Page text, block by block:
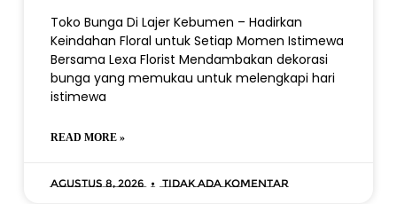
Toko Bunga Di Lajer Kebumen – Hadirkan
Keindahan Floral untuk Setiap Momen Istimewa
Bersama Lexa Florist Mendambakan dekorasi
bunga yang memukau untuk melengkapi hari
istimewa
READ MORE »
Agustus 8, 2026 Tidak ada komentar